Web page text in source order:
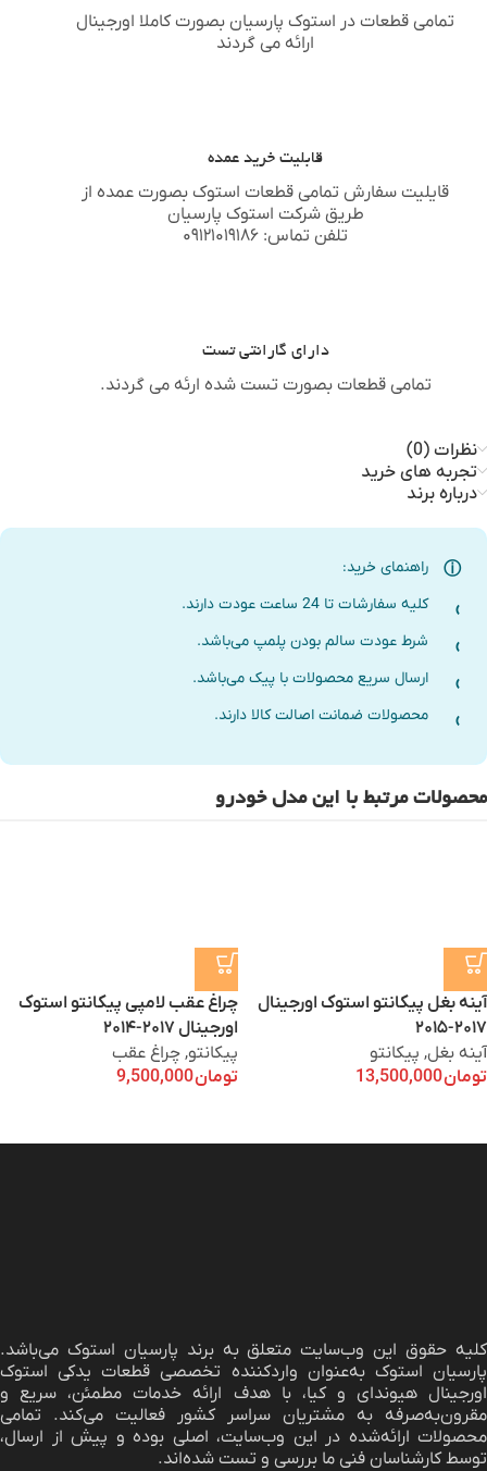
تمامی قطعات در استوک پارسیان بصورت کاملا اورجینال
ارائه می گردند
قابلیت خرید عمده
قایلیت سفارش تمامی قطعات استوک بصورت عمده از
طریق شرکت استوک پارسیان
تلفن تماس: ۰۹۱۲۱۰۱۹۱۸۶
دارای گارانتی تست
تمامی قطعات بصورت تست شده ارئه می گردند.
نظرات (0)
تجربه های خرید
درباره برند
راهنمای خرید:
کلیه سفارشات تا 24 ساعت عودت دارند.
شرط عودت سالم بودن پلمپ می‌باشد.
ارسال سریع محصولات با پیک می‌باشد.
محصولات ضمانت اصالت کالا دارند.
محصولات مرتبط با این مدل خودرو
آینه بغل پیکانتو استوک اورجینال
۲۰۱۷-۲۰۱۵
آینه بغل, پیکانتو
تومان
چراغ عقب لامپی پیکانتو استوک
اورجینال ۲۰۱۷-۲۰۱۴
پیکانتو, چراغ عقب
تومان
کلیه حقوق این وب‌سایت متعلق به برند پارسیان استوک می‌باشد.
پارسیان استوک به‌عنوان واردکننده تخصصی قطعات یدکی استوک
اورجینال هیوندای و کیا، با هدف ارائه خدمات مطمئن، سریع و
مقرون‌به‌صرفه به مشتریان سراسر کشور فعالیت می‌کند. تمامی
محصولات ارائه‌شده در این وب‌سایت، اصلی بوده و پیش از ارسال،
توسط کارشناسان فنی ما بررسی و تست شده‌اند.